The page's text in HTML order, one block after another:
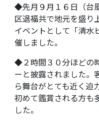
◆先月９月１６日（台
区退福共で地元を盛り
イベントとして「清水
催しました。
◆２時間３０分ほどの
ーと披露されました。
ら舞台がとても近く迫
初めて鑑賞される方も
した。